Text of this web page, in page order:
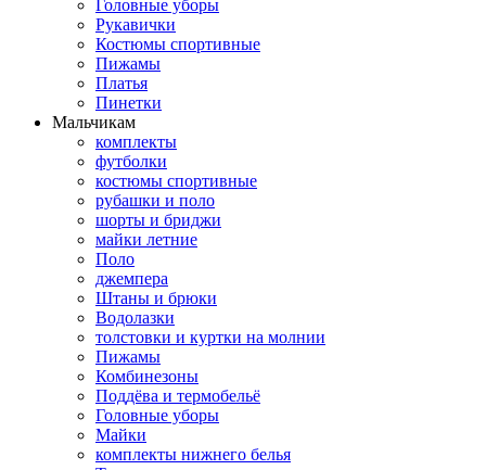
Головные уборы
Рукавички
Костюмы спортивные
Пижамы
Платья
Пинетки
Мальчикам
комплекты
футболки
костюмы спортивные
рубашки и поло
шорты и бриджи
майки летние
Поло
джемпера
Штаны и брюки
Водолазки
толстовки и куртки на молнии
Пижамы
Комбинезоны
Поддёва и термобельё
Головные уборы
Майки
комплекты нижнего белья